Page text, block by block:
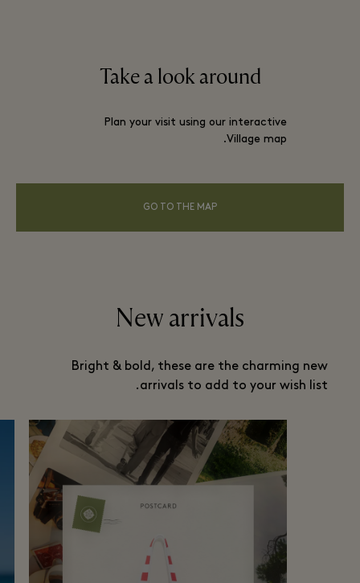
Take a look around
Plan your visit using our interactive
Village map.
GO TO THE MAP
New arrivals
Bright & bold, these are the charming new
arrivals to add to your wish list.